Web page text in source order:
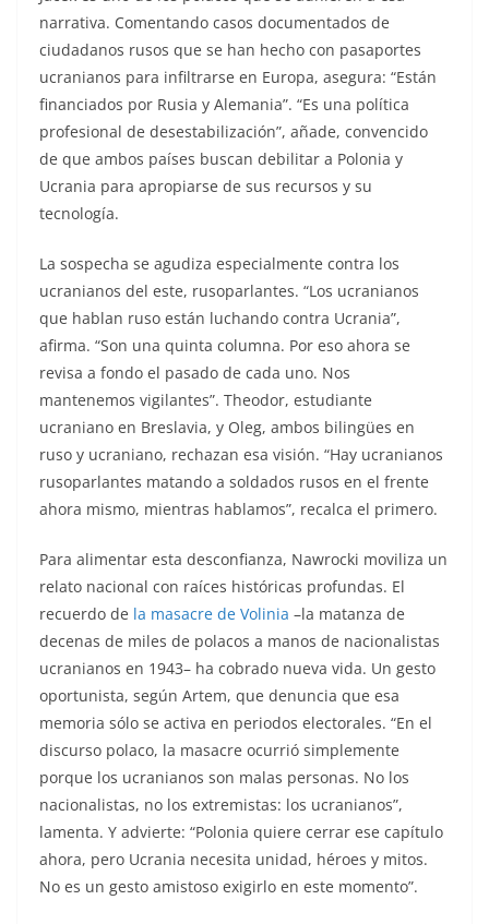
narrativa. Comentando casos documentados de
ciudadanos rusos que se han hecho con pasaportes
ucranianos para infiltrarse en Europa, asegura: “Están
financiados por Rusia y Alemania”. “Es una política
profesional de desestabilización”, añade, convencido
de que ambos países buscan debilitar a Polonia y
Ucrania para apropiarse de sus recursos y su
tecnología.
La sospecha se agudiza especialmente contra los
ucranianos del este, rusoparlantes. “Los ucranianos
que hablan ruso están luchando contra Ucrania”,
afirma. “Son una quinta columna. Por eso ahora se
revisa a fondo el pasado de cada uno. Nos
mantenemos vigilantes”. Theodor, estudiante
ucraniano en Breslavia, y Oleg, ambos bilingües en
ruso y ucraniano, rechazan esa visión. “Hay ucranianos
rusoparlantes matando a soldados rusos en el frente
ahora mismo, mientras hablamos”, recalca el primero.
Para alimentar esta desconfianza, Nawrocki moviliza un
relato nacional con raíces históricas profundas. El
recuerdo de la masacre de Volinia –la matanza de
decenas de miles de polacos a manos de nacionalistas
ucranianos en 1943– ha cobrado nueva vida. Un gesto
oportunista, según Artem, que denuncia que esa
memoria sólo se activa en periodos electorales. “En el
discurso polaco, la masacre ocurrió simplemente
porque los ucranianos son malas personas. No los
nacionalistas, no los extremistas: los ucranianos”,
lamenta. Y advierte: “Polonia quiere cerrar ese capítulo
ahora, pero Ucrania necesita unidad, héroes y mitos.
No es un gesto amistoso exigirlo en este momento”.